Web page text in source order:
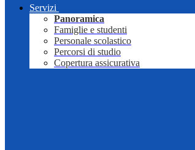
Servizi
Panoramica
Famiglie e studenti
Personale scolastico
Percorsi di studio
Copertura assicurativa